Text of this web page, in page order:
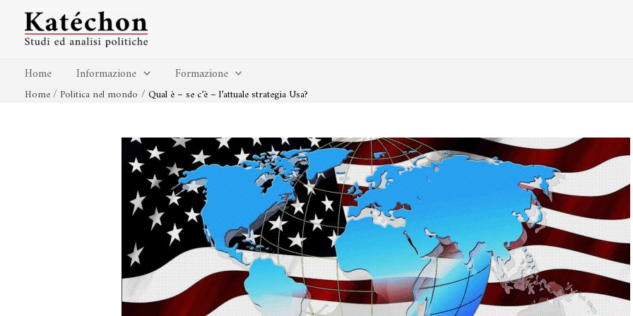
contenuto
Home Informazione Formazione
Home Politica nel mondo Qual è – se c’è – l’attuale strategia Usa?
articoli